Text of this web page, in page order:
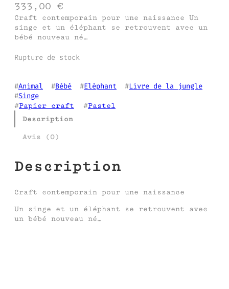
333,00 €
Craft contemporain pour une naissance Un
singe et un éléphant se retrouvent avec un
bébé nouveau né…
Rupture de stock
#Animal
  #
Bébé
  #
Eléphant
  #
Livre de la jungle
#Singe
#Papier craft
  #
Pastel
Description
Avis (0)
Description
Craft contemporain pour une naissance
Un singe et un éléphant se retrouvent avec
un bébé nouveau né…